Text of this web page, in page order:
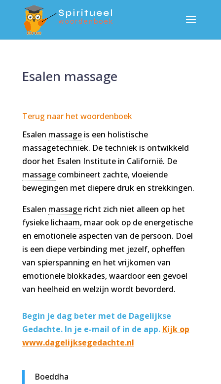
Esalen massage
Terug naar het woordenboek
Esalen massageis een holistische
massagetechniek. De techniek is ontwikkeld
door het Esalen Institute in Californië. De
massagecombineert zachte, vloeiende
bewegingen met diepere druk en strekkingen.
Esalen massagericht zich niet alleen op het
fysieke lichaam, maar ook op de energetische
en emotionele aspecten van de persoon. Doel
is een diepe verbinding met jezelf, opheffen
van spierspanning en het vrijkomen van
emotionele blokkades, waardoor een gevoel
van heelheid en welzijn wordt bevorderd.
Begin je dag beter met de Dagelijkse
Gedachte. In je e-mail of in de app. Kijk op
www.dagelijksegedachte.nl
Boeddha